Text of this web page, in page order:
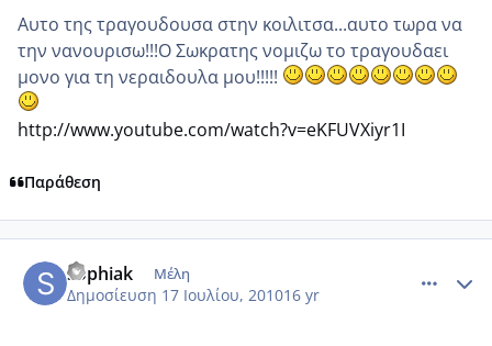
Αυτο της τραγουδουσα στην κοιλιτσα...αυτο τωρα να
την νανουρισω!!!Ο Σωκρατης νομιζω το τραγουδαει
μονο για τη νεραιδουλα μου!!!!!
http://www.youtube.com/watch?v=eKFUVXiyr1I
Παράθεση
sophiak Μέλη
Δημοσίευση 17 Ιουλίου, 201016 yr